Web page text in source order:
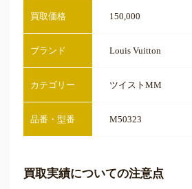
買取価格 150,000
ブランド Louis Vuitton
カテゴリー ツイストMM
品番・型番 M50323
買取実績についての注意点